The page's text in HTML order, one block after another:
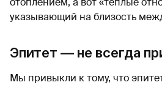
указывающий на близость
Эпитет — не всегда
Мы привыкли к тому, что